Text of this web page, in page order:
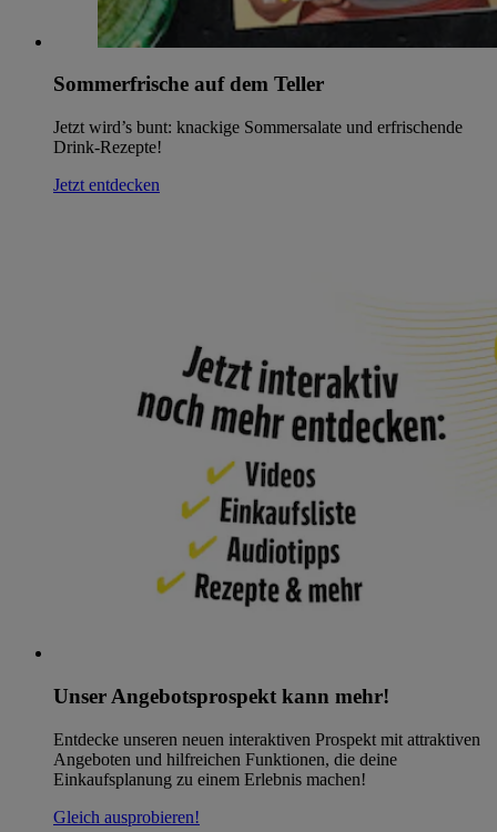
Sommerfrische auf dem Teller
Jetzt wird’s bunt: knackige Sommersalate und erfrischende
Drink-Rezepte!
Jetzt entdecken
Unser Angebotsprospekt kann mehr!
Entdecke unseren neuen interaktiven Prospekt mit attraktiven
Angeboten und hilfreichen Funktionen, die deine
Einkaufsplanung zu einem Erlebnis machen!
Gleich ausprobieren!